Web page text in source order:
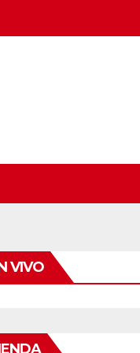
VIVO